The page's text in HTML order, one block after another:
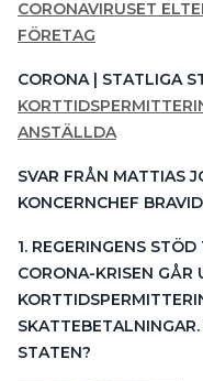
KONCERNCHEF
CORONA-KRISEN
SKATTEBETALNINGAR.
STATEN?